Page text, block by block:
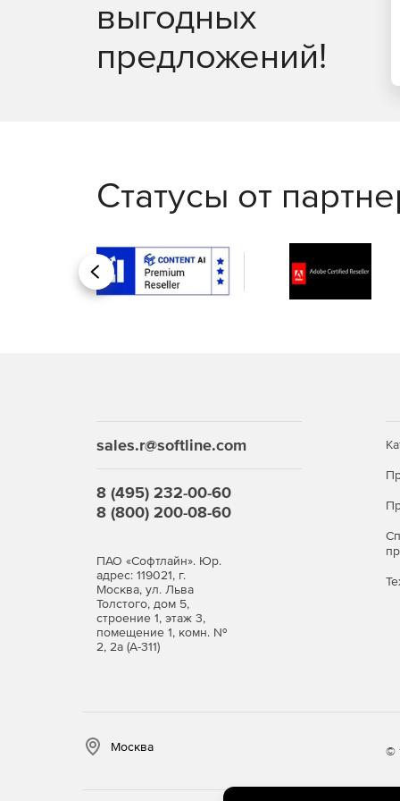
Поддержка ПО разработчиком 7х24х365
выгодных
предложений!
Статусы от
Назад
sales.r@softline.com
8 (495) 232-00-60
8 (800) 200-08-60
ПАО «Софтлайн». Юр.
адрес: 119021, г.
Москва, ул. Льва
Толстого, дом 5,
строение 1, этаж 3,
помещение 1, комн. №
2, 2а (А-311)
Москва ©